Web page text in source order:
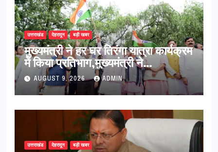
उत्तराखंड देहरादून बड़ी खबर
मुख्यमंत्री ने हर घर तिरंगा यात्रा कार्यक्रम
में किया प्रतिभाग,मुख्यमंत्री ने
प्रदेशवासियों से स्वतंत्रता दिवस पर अपने
घरों में तिरंगा फहराने का किया आवाह्न
AUGUST 9, 2026 ADMIN
उत्तराखंड देहरादून बड़ी खबर